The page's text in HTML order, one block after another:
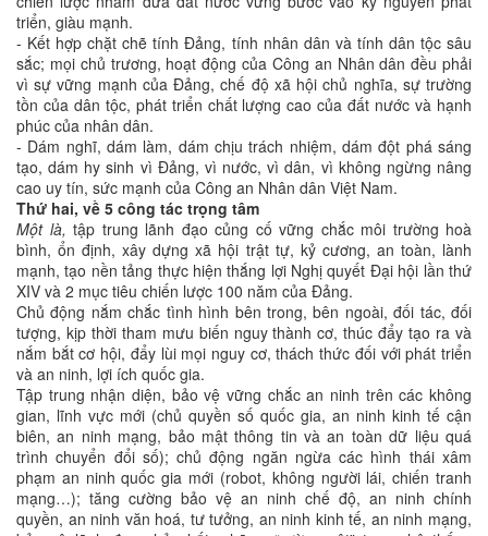
triển, giàu mạnh.
- Kết hợp chặt chẽ tính Đảng, tính nhân dân và tính dân tộc sâu
sắc; mọi chủ trương, hoạt động của Công an Nhân dân đều phải
vì sự vững mạnh của Đảng, chế độ xã hội chủ nghĩa, sự trường
tồn của dân tộc, phát triển chất lượng cao của đất nước và hạnh
phúc của nhân dân.
- Dám nghĩ, dám làm, dám chịu trách nhiệm, dám đột phá sáng
tạo, dám hy sinh vì Đảng, vì nước, vì dân, vì không ngừng nâng
cao uy tín, sức mạnh của Công an Nhân dân Việt Nam.
Thứ hai, về 5 công tác trọng tâm
Một là, tập trung lãnh đạo củng cố vững chắc môi trường hoà
bình, ổn định, xây dựng xã hội trật tự, kỷ cương, an toàn, lành
mạnh, tạo nền tảng thực hiện thắng lợi Nghị quyết Đại hội lần thứ
XIV và 2 mục tiêu chiến lược 100 năm của Đảng.
Chủ động nắm chắc tình hình bên trong, bên ngoài, đối tác, đối
tượng, kịp thời tham mưu biến nguy thành cơ, thúc đẩy tạo ra và
nắm bắt cơ hội, đẩy lùi mọi nguy cơ, thách thức đối với phát triển
và an ninh, lợi ích quốc gia.
Tập trung nhận diện, bảo vệ vững chắc an ninh trên các không
gian, lĩnh vực mới (chủ quyền số quốc gia, an ninh kinh tế cận
biên, an ninh mạng, bảo mật thông tin và an toàn dữ liệu quá
trình chuyển đổi số); chủ động ngăn ngừa các hình thái xâm
phạm an ninh quốc gia mới (robot, không người lái, chiến tranh
mạng…); tăng cường bảo vệ an ninh chế độ, an ninh chính
quyền, an ninh văn hoá, tư tưởng, an ninh kinh tế, an ninh mạng,